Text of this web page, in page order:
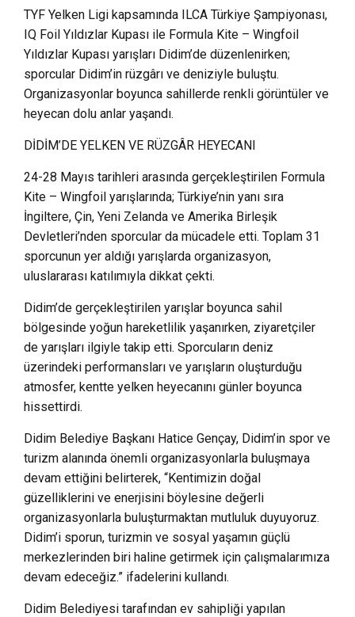
TYF Yelken Ligi kapsamında ILCA Türkiye Şampiyonası,
IQ Foil Yıldızlar Kupası ile Formula Kite – Wingfoil
Yıldızlar Kupası yarışları Didim’de düzenlenirken;
sporcular Didim’in rüzgârı ve deniziyle buluştu.
Organizasyonlar boyunca sahillerde renkli görüntüler ve
heyecan dolu anlar yaşandı.
DİDİM’DE YELKEN VE RÜZGÂR HEYECANI
24-28 Mayıs tarihleri arasında gerçekleştirilen Formula
Kite – Wingfoil yarışlarında; Türkiye’nin yanı sıra
İngiltere, Çin, Yeni Zelanda ve Amerika Birleşik
Devletleri’nden sporcular da mücadele etti. Toplam 31
sporcunun yer aldığı yarışlarda organizasyon,
uluslararası katılımıyla dikkat çekti.
Didim’de gerçekleştirilen yarışlar boyunca sahil
bölgesinde yoğun hareketlilik yaşanırken, ziyaretçiler
de yarışları ilgiyle takip etti. Sporcuların deniz
üzerindeki performansları ve yarışların oluşturduğu
atmosfer, kentte yelken heyecanını günler boyunca
hissettirdi.
Didim Belediye Başkanı Hatice Gençay, Didim’in spor ve
turizm alanında önemli organizasyonlarla buluşmaya
devam ettiğini belirterek, “Kentimizin doğal
güzelliklerini ve enerjisini böylesine değerli
organizasyonlarla buluşturmaktan mutluluk duyuyoruz.
Didim’i sporun, turizmin ve sosyal yaşamın güçlü
merkezlerinden biri haline getirmek için çalışmalarımıza
devam edeceğiz.” ifadelerini kullandı.
Didim Belediyesi tarafından ev sahipliği yapılan